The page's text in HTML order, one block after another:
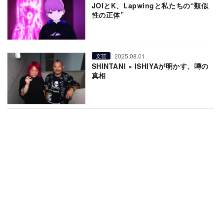
JOIとK、Lapwingと私たちの“類似
性の正体”
文芸 2025.08.01
SHINTANI × ISHIYAが明かす、噂の
真相